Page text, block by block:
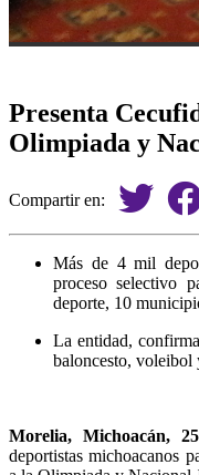
Presenta
Olimpiada y
Compartir en:
Más de 4 mil
proceso selectivo
deporte, 10
La entidad,
baloncesto, voleibol
Morelia, Michoacán,
deportistas michoacanos